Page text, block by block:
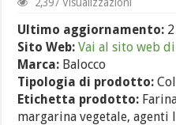
Ultimo aggiornamento:
Sito Web: Vai al sito web
Marca: Balocco
Tipologia di prodotto:
Etichetta prodotto:
margarina vegetale,